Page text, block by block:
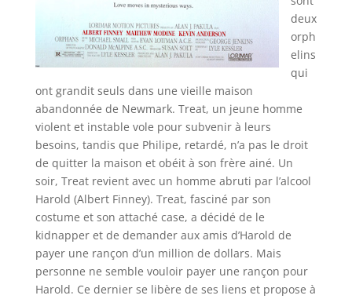
deux
orph
elins
qui
ont grandit seuls dans une vieille maison
abandonnée de Newmark. Treat, un jeune homme
violent et instable vole pour subvenir à leurs
besoins, tandis que Philipe, retardé, n’a pas le droit
de quitter la maison et obéit à son frère ainé. Un
soir, Treat revient avec un homme abruti par l’alcool
Harold (Albert Finney). Treat, fasciné par son
costume et son attaché case, a décidé de le
kidnapper et de demander aux amis d’Harold de
payer une rançon d’un million de dollars. Mais
personne ne semble vouloir payer une rançon pour
Harold. Ce dernier se libère de ses liens et propose à